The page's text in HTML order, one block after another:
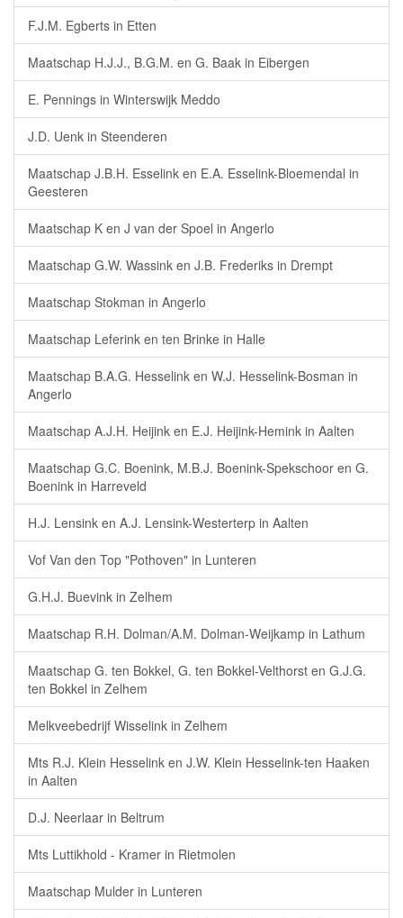
F.J.M. Egberts in Etten
Maatschap H.J.J., B.G.M. en G. Baak in Eibergen
E. Pennings in Winterswijk Meddo
J.D. Uenk in Steenderen
Maatschap J.B.H. Esselink en E.A. Esselink-Bloemendal in
Geesteren
Maatschap K en J van der Spoel in Angerlo
Maatschap G.W. Wassink en J.B. Frederiks in Drempt
Maatschap Stokman in Angerlo
Maatschap Leferink en ten Brinke in Halle
Maatschap B.A.G. Hesselink en W.J. Hesselink-Bosman in
Angerlo
Maatschap A.J.H. Heijink en E.J. Heijink-Hemink in Aalten
Maatschap G.C. Boenink, M.B.J. Boenink-Spekschoor en G.
Boenink in Harreveld
H.J. Lensink en A.J. Lensink-Westerterp in Aalten
Vof Van den Top "Pothoven" in Lunteren
G.H.J. Buevink in Zelhem
Maatschap R.H. Dolman/A.M. Dolman-Weijkamp in Lathum
Maatschap G. ten Bokkel, G. ten Bokkel-Velthorst en G.J.G.
ten Bokkel in Zelhem
Melkveebedrijf Wisselink in Zelhem
Mts R.J. Klein Hesselink en J.W. Klein Hesselink-ten Haaken
in Aalten
D.J. Neerlaar in Beltrum
Mts Luttikhold - Kramer in Rietmolen
Maatschap Mulder in Lunteren